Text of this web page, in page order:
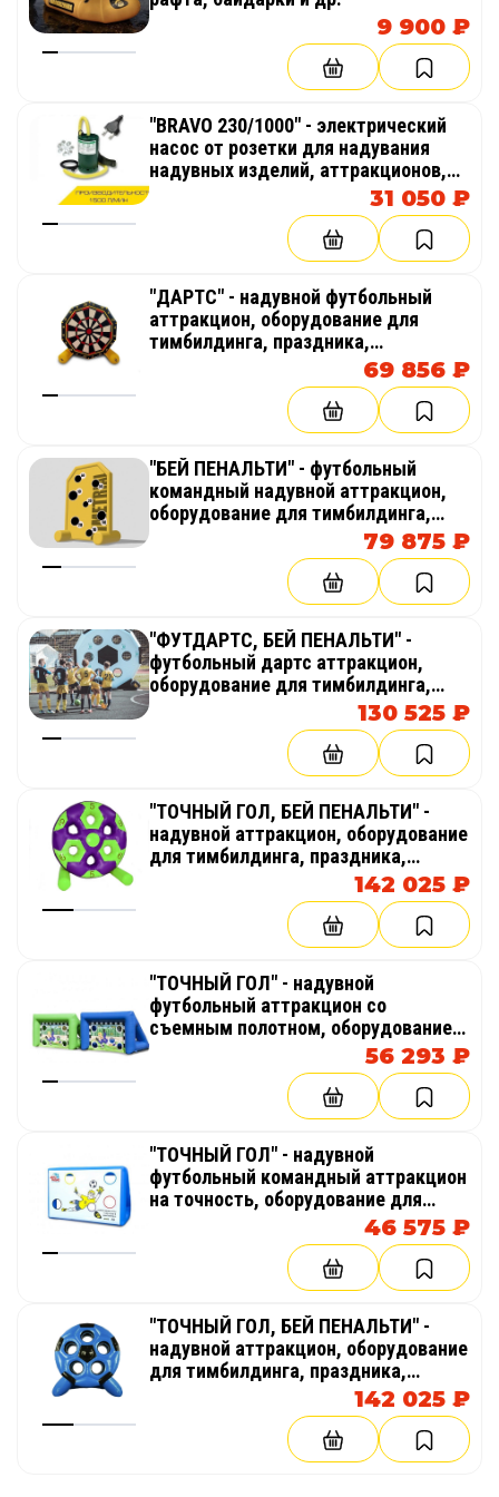
9 900 ₽
"BRAVO 230/1000" - электрический
насос от розетки для надувания
надувных изделий, аттракционов,
31 050 ₽
"ДАРТС" - надувной футбольный
аттракцион, оборудование для
тимбилдинга, праздника,
корпоратива, соревнований,
веселых стартов, эстафет
69 856 ₽
"БЕЙ ПЕНАЛЬТИ" - футбольный
командный надувной аттракцион,
оборудование для тимбилдинга,
праздника, корпоратива,
соревнований, веселых стартов,
79 875 ₽
"ФУТДАРТС, БЕЙ ПЕНАЛЬТИ" -
футбольный дартс аттракцион,
оборудование для тимбилдинга,
праздника, корпоратива,
соревнований, веселых стартов,
130 525 ₽
"ТОЧНЫЙ ГОЛ, БЕЙ ПЕНАЛЬТИ" -
надувной аттракцион, оборудование
для тимбилдинга, праздника,
корпоратива, соревнований,
веселых стартов, эстафет
142 025 ₽
"ТОЧНЫЙ ГОЛ" - надувной
футбольный аттракцион со
съемным полотном, оборудование
для тимбилдинга, праздника,
корпоратива, соревнований,
веселых стартов, эстафет
56 293 ₽
"ТОЧНЫЙ ГОЛ" - надувной
футбольный командный аттракцион
на точность, оборудование для
тимбилдинга, праздника,
корпоратива, соревнований,
веселых стартов, эстафет
46 575 ₽
"ТОЧНЫЙ ГОЛ, БЕЙ ПЕНАЛЬТИ" -
надувной аттракцион, оборудование
для тимбилдинга, праздника,
корпоратива, соревнований,
веселых стартов, эстафет
142 025 ₽